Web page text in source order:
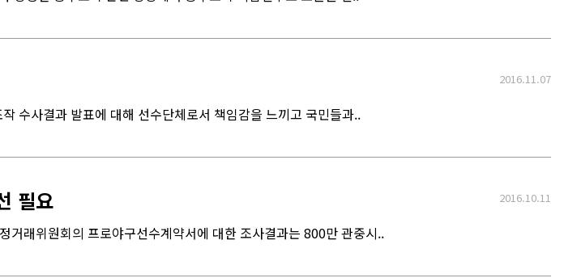
수사결과 발표에 대해 선수단체로서 책임감을 느끼고 국민들과..
2016.11.07
필요
래위원회의 프로야구선수계약서에 대한 조사결과는 800만 관중시..
2016.10.11